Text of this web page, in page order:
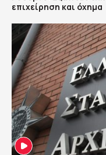
επιχείρηση και όχημα